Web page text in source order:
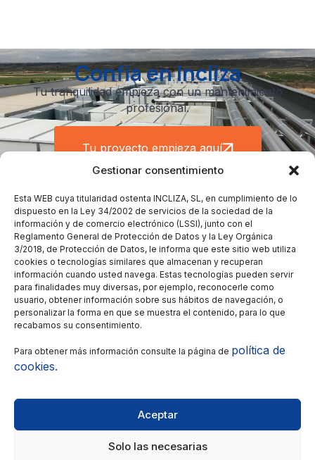
Gestionar consentimiento
Esta WEB cuya titularidad ostenta INCLIZA, SL, en cumplimiento de lo
dispuesto en la Ley 34/2002 de servicios de la sociedad de la
información y de comercio electrónico (LSSI), junto con el
Reglamento General de Protección de Datos y la Ley Orgánica
3/2018, de Protección de Datos, le informa que este sitio web utiliza
cookies o tecnologías similares que almacenan y recuperan
información cuando usted navega. Estas tecnologías pueden servir
para finalidades muy diversas, por ejemplo, reconocerle como
usuario, obtener información sobre sus hábitos de navegación, o
personalizar la forma en que se muestra el contenido, para lo que
recabamos su consentimiento.
Para obtener más información consulte la página de política de
cookies.
Aceptar
Solo las necesarias
Confia en Incliza
Tu tranquilidad empieza con un mantenimiento
profesional.
Tu proyecto empieza aquí
Contacto
Calle
Jaime
Ferrán 9,
Nave 8 -
50014
Zaragoza
976 473
535
Menu
Inicio
Empresa
Servicios
Proyectos
Blog
Trabaja con
Links de
interés
Instalación
Mantenimiento
Automatización
Gestión
Innovación
© Copyright 2025